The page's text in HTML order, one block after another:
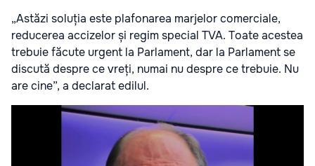
„Astăzi soluția este plafonarea marjelor comerciale,
reducerea accizelor și regim special TVA. Toate acestea
trebuie făcute urgent la Parlament, dar la Parlament se
discută despre ce vreți, numai nu despre ce trebuie. Nu
are cine”, a declarat edilul.